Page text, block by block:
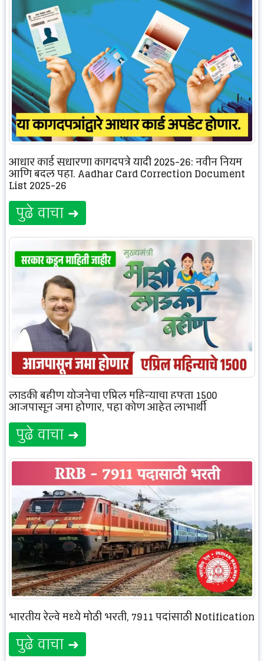
आधार कार्ड सुधारणा कागदपत्रे यादी 2025-26: नवीन नियम
आणि बदल पहा. Aadhar Card Correction Document
List 2025-26
पुढे वाचा ➜
लाडकी बहीण योजनेचा एप्रिल महिन्याचा हफ्ता 1500
आजपासून जमा होणार, पहा कोण आहेत लाभार्थी
पुढे वाचा ➜
भारतीय रेल्वे मध्ये मोठी भरती, 7911 पदांसाठी Notification
पुढे वाचा ➜